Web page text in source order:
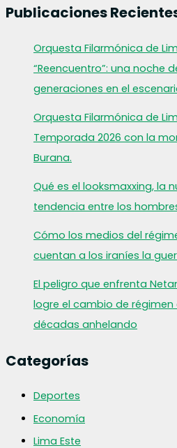
los
Publicaciones
Orquesta Filarmónica de
“Reencuentro”: una noche
generaciones en el
Orquesta Filarmónica de
Temporada 2026 con la
Burana.
Qué es el looksmaxxing, la
tendencia entre los
Cómo los medios del
cuentan a los iraníes la
El peligro que enfrenta
logre el cambio de régimen
décadas anhelando
Categorías
Deportes
Economía
Lima Este